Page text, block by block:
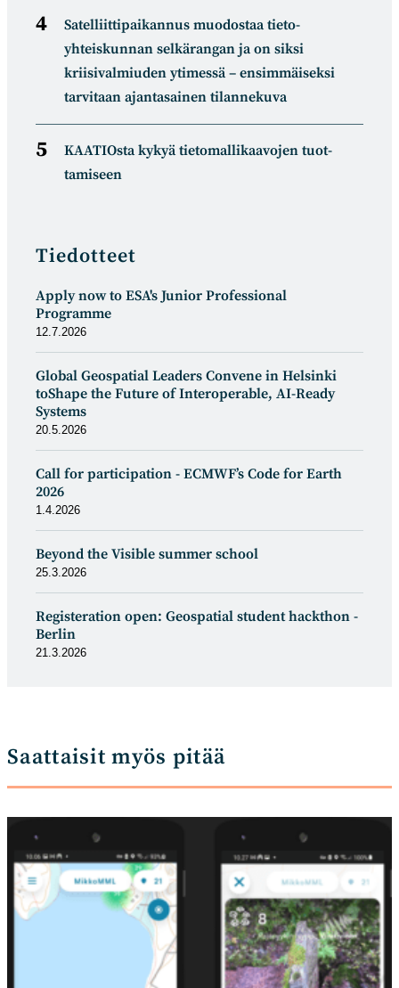
Satelliitti­paikannus muodostaa tieto­
yhteiskunnan selkä­rangan ja on siksi
kriisivalmiuden ytimessä – ensimmäiseksi
tarvitaan ajantasainen tilannekuva
KAATIOsta kykyä tietomal­likaa­vojen tuot­
tamiseen
Tiedotteet
Apply now to ESA's Junior Professional
Programme
12.7.2026
Global Geospatial Leaders Convene in Helsinki
toShape the Future of Interoperable, AI-Ready
Systems
20.5.2026
Call for participation - ECMWF’s Code for Earth
2026
1.4.2026
Beyond the Visible summer school
25.3.2026
Registeration open: Geospatial student hackthon -
Berlin
21.3.2026
Saattaisit myös pitää